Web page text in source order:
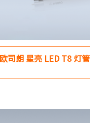
欧司朗 星亮 LED T8 灯管